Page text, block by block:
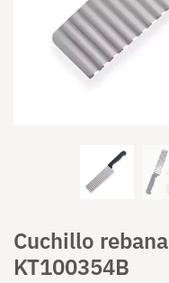
Cuchillo
KT100354B